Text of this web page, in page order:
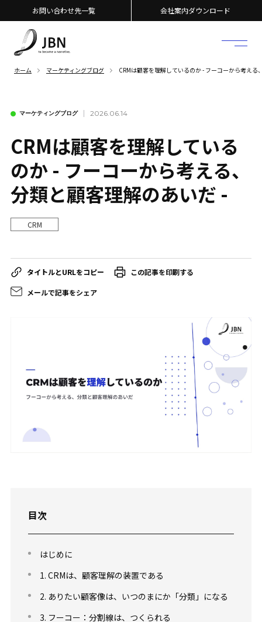
お問い合わせ先一覧 会社案内ダウンロード
ホーム マーケティングブログ CRMは顧客を理解しているのか - フーコーから考える
マーケティングブログ 2026.06.14
CRMは顧客を理解している
のか - フーコーから考える、
分類と顧客理解のあいだ -
CRM
この記事を印刷する
メールで記事をシェア
目次
はじめに
1. CRMは、顧客理解の装置である
2. ありたい顧客像は、いつのまにか「分類」になる
3. フーコー：分割線は、つくられる